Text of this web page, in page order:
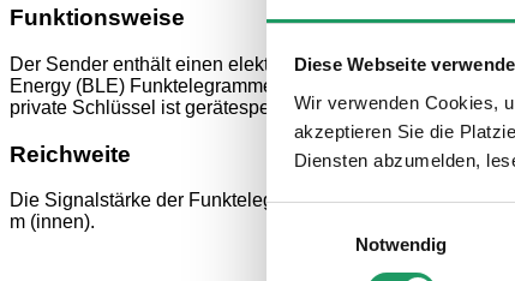
Diese Webseite
Wir verwenden Cookies,
akzeptieren Sie die
Diensten abzumelden,
Einwilligungsauswahl
Notwendig
Funktionsweise
Der Sender enthält einen elektrodynamischen
Energy (BLE) Funktelegrammen ausgesendet. Diese
private Schlüssel ist gerätespezifisch. Zur Konfiguration
Reichweite
Die Signalstärke der Funktelegramme nimmt mit
m (innen).